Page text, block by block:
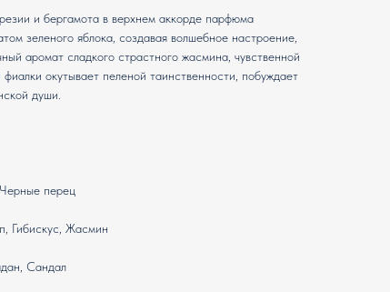
и бергамота в верхнем аккорде парфюма
зеленого яблока, создавая волшебное настроение,
аромат сладкого страстного жасмина, чувственной
окутывает пеленой таинственности, побуждает
души.
перец
Гибискус, Жасмин
Сандал